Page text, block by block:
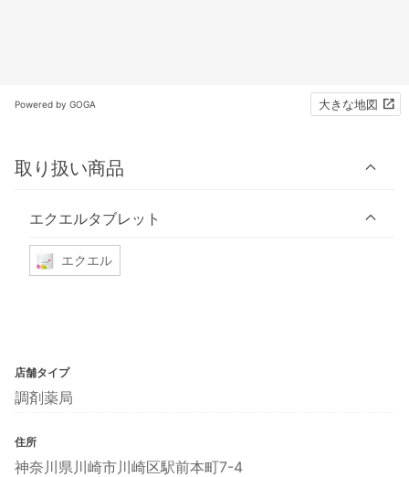
Powered by GOGA 大きな地図
取り扱い商品
エクエルタブレット
エクエル
店舗タイプ
調剤薬局
住所
神奈川県川崎市川崎区駅前本町7-4